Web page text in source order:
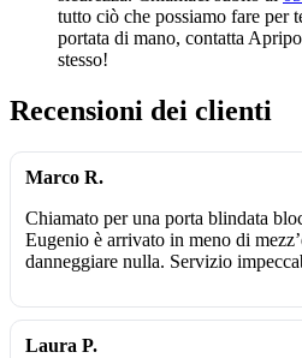
tutto ciò che possiamo fare per
portata di mano, contatta
stesso!
Recensioni dei clienti
Marco R.
Chiamato per una porta blindata
Eugenio è arrivato in meno di
danneggiare nulla. Servizio
Laura P.